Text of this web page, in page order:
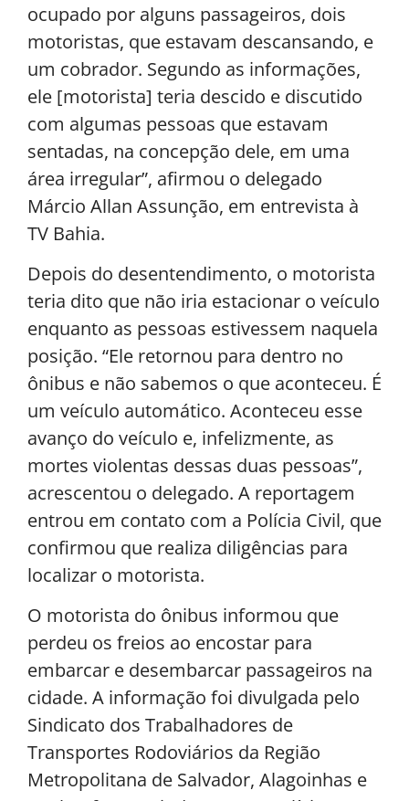
ocupado por alguns passageiros, dois
motoristas, que estavam descansando, e
um cobrador. Segundo as informações,
ele [motorista] teria descido e discutido
com algumas pessoas que estavam
sentadas, na concepção dele, em uma
área irregular”, afirmou o delegado
Márcio Allan Assunção, em entrevista à
TV Bahia.
Depois do desentendimento, o motorista
teria dito que não iria estacionar o veículo
enquanto as pessoas estivessem naquela
posição. “Ele retornou para dentro no
ônibus e não sabemos o que aconteceu. É
um veículo automático. Aconteceu esse
avanço do veículo e, infelizmente, as
mortes violentas dessas duas pessoas”,
acrescentou o delegado. A reportagem
entrou em contato com a Polícia Civil, que
confirmou que realiza diligências para
localizar o motorista.
O motorista do ônibus informou que
perdeu os freios ao encostar para
embarcar e desembarcar passageiros na
cidade. A informação foi divulgada pelo
Sindicato dos Trabalhadores de
Transportes Rodoviários da Região
Metropolitana de Salvador, Alagoinhas e